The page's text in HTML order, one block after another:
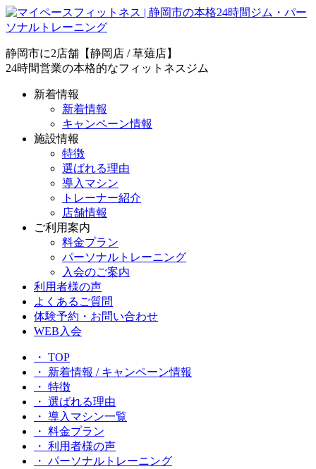
静岡市に2店舗【静岡店 / 草薙店】
24時間営業の本格的なフィットネスジム
新着情報
新着情報
キャンペーン情報
施設情報
特徴
選ばれる理由
導入マシン
トレーナー紹介
店舗情報
ご利用案内
料金プラン
パーソナルトレーニング
入会のご案内
利用者様の声
よくあるご質問
体験予約・お問い合わせ
WEB入会
・ TOP
・ 新着情報 / キャンペーン情報
・ 特徴
・ 選ばれる理由
・ 導入マシン一覧
・ 料金プラン
・ 利用者様の声
・ パーソナルトレーニング